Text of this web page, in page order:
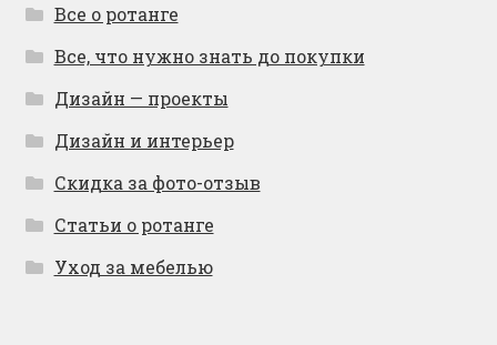
Все о ротанге
Все, что нужно знать до покупки
Дизайн — проекты
Дизайн и интерьер
Скидка за фото-отзыв
Статьи о ротанге
Уход за мебелью